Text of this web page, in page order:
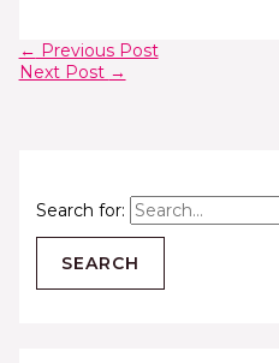
Search for:
← Previous Post
Next Post →